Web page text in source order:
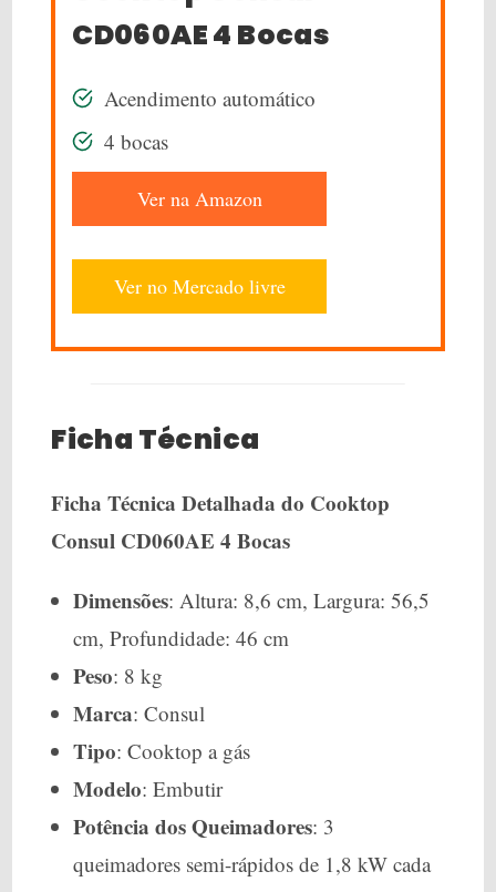
CD060AE 4 Bocas
Acendimento automático
4 bocas
Ver na Amazon
Ver no Mercado livre
Ficha Técnica
Ficha Técnica Detalhada do Cooktop
Consul CD060AE 4 Bocas
Dimensões: Altura: 8,6 cm, Largura: 56,5
cm, Profundidade: 46 cm
Peso: 8 kg
Marca: Consul
Tipo: Cooktop a gás
Modelo: Embutir
Potência dos Queimadores: 3
queimadores semi-rápidos de 1,8 kW cada